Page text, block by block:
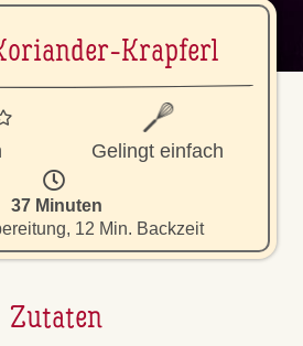
Krapferl
Gelingt einfach
37 Minuten
12 Min. Backzeit
Zutaten